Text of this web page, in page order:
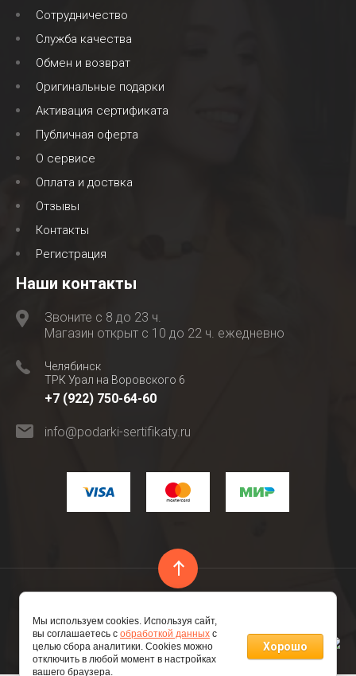
Сотрудничество
Служба качества
Обмен и возврат
Оригинальные подарки
Активация сертификата
Публичная оферта
О сервисе
Оплата и доствка
Отзывы
Контакты
Регистрация
Наши контакты
Звоните с 8 до 23 ч.
Магазин открыт с 10 до 22 ч. ежедневно
Челябинск
ТРК Урал на Воровского 6
+7 (922) 750-64-60
info@podarki-sertifikaty.ru
Copyright © 2016 - 2026 ИП Глубокова М.В. ИНН
741206809521 ОГРНИП 316745600182896
Мы используем cookies. Используя сайт,
вы соглашаетесь с обработкой данных с
целью сбора аналитики. Cookies можно
отключить в любой момент в настройках
вашего браузера.
Хорошо